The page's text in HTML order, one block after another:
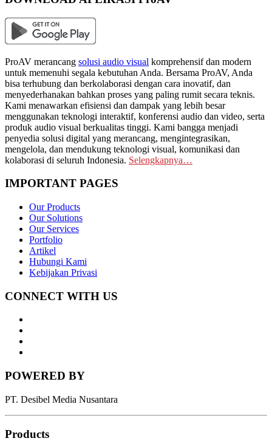
ProAV merancang solusi audio visual komprehensif dan modern
untuk memenuhi segala kebutuhan Anda. Bersama ProAV, Anda
bisa terhubung dan berkolaborasi dengan cara inovatif, dan
menyederhanakan bahkan proses yang paling rumit secara teknis.
Kami menawarkan efisiensi dan dampak yang lebih besar
menggunakan teknologi interaktif, konferensi audio dan video, serta
produk audio visual berkualitas tinggi. Kami bangga menjadi
penyedia solusi digital yang merancang, mengintegrasikan,
mengelola, dan mendukung teknologi visual, komunikasi dan
kolaborasi di seluruh Indonesia. Selengkapnya…
IMPORTANT PAGES
Our Products
Our Solutions
Our Services
Portfolio
Artikel
Hubungi Kami
Kebijakan Privasi
CONNECT WITH US
POWERED BY
PT. Desibel Media Nusantara
Products